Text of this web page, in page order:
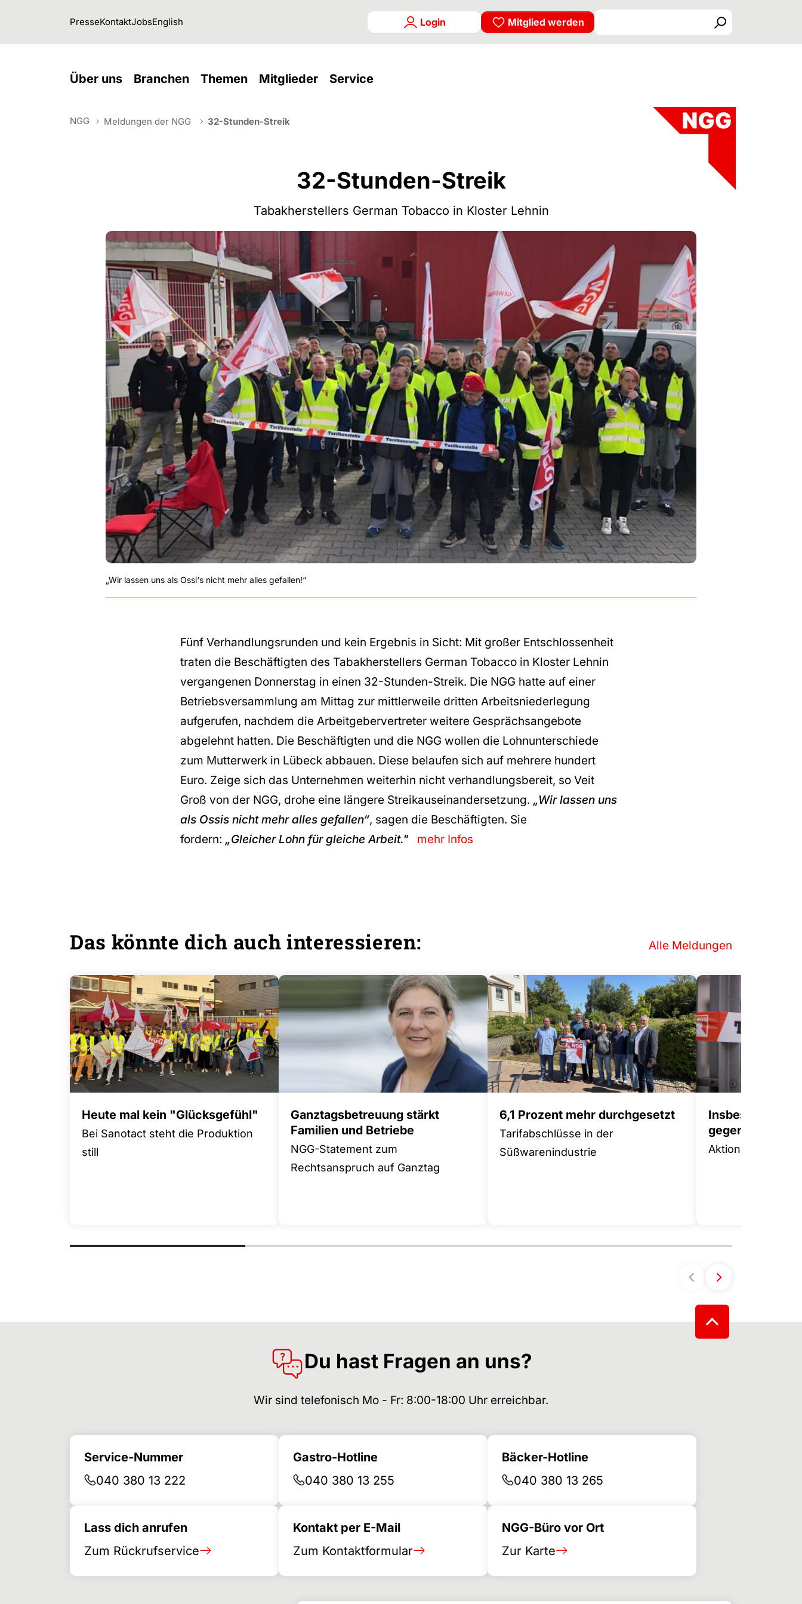
PresseKontaktJobsEnglish Login Mitglied werden
Suchen
Über uns(current)
Branchen(current)
Themen(current)
Mitglieder(current)
Service(current)
You are here:
NGG Meldungen der NGG 32-Stunden-Streik
32-Stunden-Streik
Tabakherstellers German Tobacco in Kloster Lehnin
„Wir lassen uns als Ossi‘s nicht mehr alles gefallen!“
Fünf Verhandlungsrunden und kein Ergebnis in Sicht: Mit großer Entschlossenheit
traten die Beschäftigten des Tabakherstellers German Tobacco in Kloster Lehnin
vergangenen Donnerstag in einen 32-Stunden-Streik. Die NGG hatte auf einer
Betriebsversammlung am Mittag zur mittlerweile dritten Arbeitsniederlegung
aufgerufen, nachdem die Arbeitgebervertreter weitere Gesprächsangebote
abgelehnt hatten. Die Beschäftigten und die NGG wollen die Lohnunterschiede
zum Mutterwerk in Lübeck abbauen. Diese belaufen sich auf mehrere hundert
Euro. Zeige sich das Unternehmen weiterhin nicht verhandlungsbereit, so Veit
Groß von der NGG, drohe eine längere Streikauseinandersetzung. „Wir lassen uns
als Ossis nicht mehr alles gefallen“, sagen die Beschäftigten. Sie
fordern: „Gleicher Lohn für gleiche Arbeit." mehr Infos
Das könnte dich auch interessieren: Alle Meldungen
Heute mal kein "Glücksgefühl"
Bei Sanotact steht die Produktion
still
Ganztagsbetreuung stärkt
Familien und Betriebe
NGG-Statement zum
Rechtsanspruch auf Ganztag
6,1 Prozent mehr durchgesetzt
Tarifabschlüsse in der
Süßwarenindustrie
Insbesondere
gegen
Aktionsplan für
Du hast Fragen an uns?
Wir sind telefonisch Mo - Fr: 8:00-18:00 Uhr erreichbar.
Service-Nummer
040 380 13 222
Gastro-Hotline
040 380 13 255
Bäcker-Hotline
040 380 13 265
Lass dich anrufen
Zum Rückrufservice
Kontakt per E-Mail
Zum Kontaktformular
NGG-Büro vor Ort
Zur Karte